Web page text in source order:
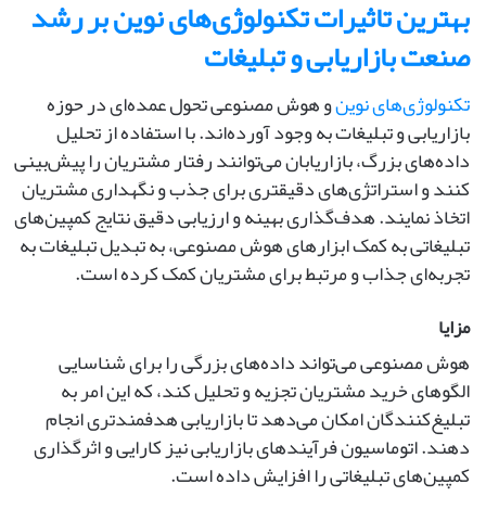
بهترین تاثیرات تکنولوژی‌های نوین بر رشد
صنعت بازاریابی و تبلیغات
تکنولوژی‌های نوینو هوش مصنوعی تحول عمده‌ای در حوزه
بازاریابی و تبلیغات به وجود آورده‌اند. با استفاده از تحلیل
داده‌های بزرگ، بازاریابان می‌توانند رفتار مشتریان را پیش‌بینی
کنند و استراتژی‌های دقیقتری برای جذب و نگهداری مشتریان
اتخاذ نمایند. هدف‌گذاری بهینه و ارزیابی دقیق نتایج کمپین‌های
تبلیغاتی به کمک ابزارهای هوش مصنوعی، به تبدیل تبلیغات به
تجربه‌ای جذاب و مرتبط برای مشتریان کمک کرده است.
مزایا
هوش مصنوعی می‌تواند داده‌های بزرگی را برای شناسایی
الگوهای خرید مشتریان تجزیه و تحلیل کند، که این امر به
تبلیغ‌کنندگان امکان می‌دهد تا بازاریابی هدفمندتری انجام
دهند. اتوماسیون فرآیندهای بازاریابی نیز کارایی و اثرگذاری
کمپین‌های تبلیغاتی را افزایش داده است.